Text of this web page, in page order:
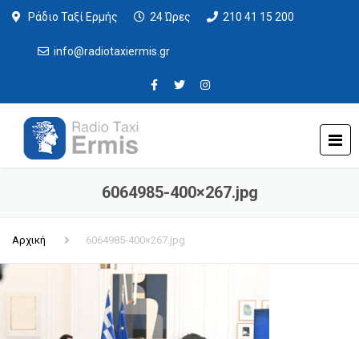
Ράδιο Ταξί Ερμής 24 Ώρες 210 41 15 200
info@radiotaxiermis.gr
6064985-400×267.jpg
Αρχική 6064985-400×267.jpg